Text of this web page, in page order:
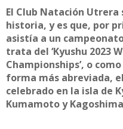
El Club Natación
historia, y es que, por
asistía a un
trata del ‘Kyushu 2023
Championships’, o
forma más abreviada,
celebrado en la isla de
Kumamoto y